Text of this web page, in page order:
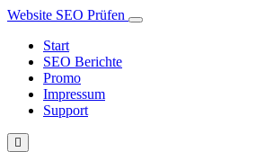
Website SEO Prüfen
Start
SEO Berichte
Promo
Impressum
Support